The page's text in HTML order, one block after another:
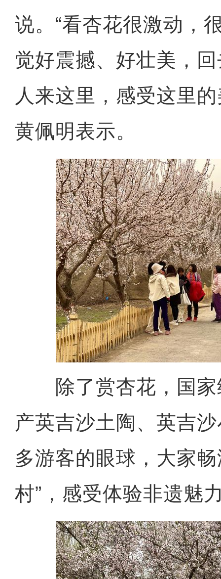
说。“看杏花很激动，
觉好震撼、好壮美，
人来这里，感受这里
黄佩明表示。
除了赏杏花，国家
产英吉沙土陶、英吉
多游客的眼球，大家畅
村”，感受体验非遗魅